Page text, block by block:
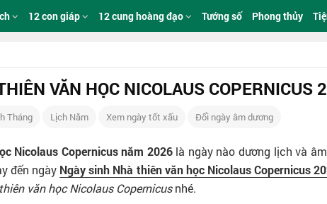
12 con giáp 12 cung hoàng đạo Tướng số Phong thủy
VĂN HỌC NICOLAUS COPERNICUS
Tháng Lịch Năm Xem ngày tốt xấu Đổi ngày âm dương
Nicolaus Copernicus năm 2026là ngày nào dương lịch và
đến ngày Ngày sinh Nhà thiên văn học Nicolaus Copernicus
văn học Nicolaus Copernicusnhé.